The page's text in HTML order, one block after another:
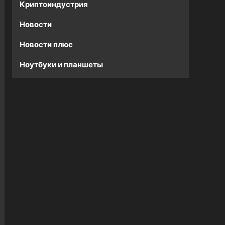
Криптоиндустрия
Новости
Новости плюс
Ноутбуки и планшеты